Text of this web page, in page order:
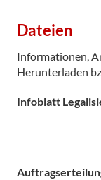
Dateien
Informationen,
Herunterladen
Infoblatt